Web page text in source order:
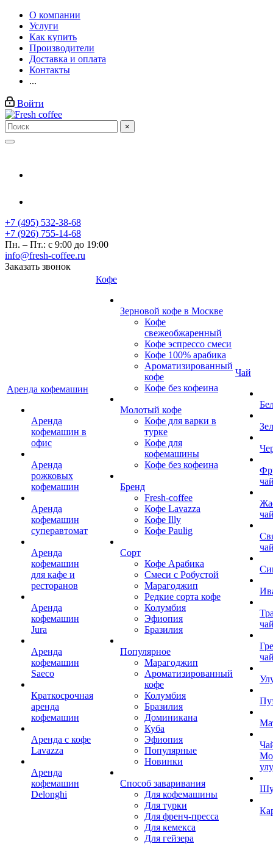
О компании
Услуги
Как купить
Производители
Доставка и оплата
Контакты
...
Войти
×
+7 (495) 532-38-68
+7 (926) 755-14-68
Пн. – Пт.: с 9:00 до 19:00
info@fresh-coffee.ru
Заказать звонок
Аренда кофемашин
Аренда
кофемашин в
офис
Аренда
рожковых
кофемашин
Аренда
кофемашин
суперавтомат
Аренда
кофемашин
для кафе и
ресторанов
Аренда
кофемашин
Jura
Аренда
кофемашин
Saeco
Краткосрочная
аренда
кофемашин
Аренда с кофе
Lavazza
Аренда
кофемашин
Delonghi
Кофе
Зерновой кофе в Москве
Кофе
свежеобжаренный
Кофе эспрессо смеси
Кофе 100% арабика
Ароматизированный
кофе
Кофе без кофеина
Молотый кофе
Кофе для варки в
турке
Кофе для
кофемашины
Кофе без кофеина
Бренд
Fresh-coffee
Кофе Lavazza
Кофе Illy
Кофе Paulig
Сорт
Кофе Арабика
Смеси с Робустой
Марагоджип
Редкие сорта кофе
Колумбия
Эфиопия
Бразилия
Популярное
Марагоджип
Ароматизированный
кофе
Колумбия
Бразилия
Доминикана
Куба
Эфиопия
Популярные
Новинки
Способ заваривания
Для кофемашины
Для турки
Для френч-пресса
Для кемекса
Для гейзера
Чай
Шу